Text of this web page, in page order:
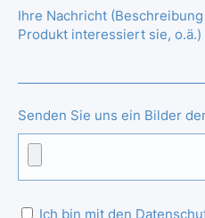
Ihre Nachricht
Produkt interessiert sie, o.ä.)
Senden Sie uns ein Bilder
Ich bin mit den